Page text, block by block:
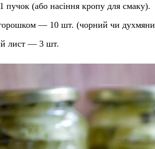
(або насіння кропу для смаку).
— 10 шт. (чорний чи
лист — 3 шт.